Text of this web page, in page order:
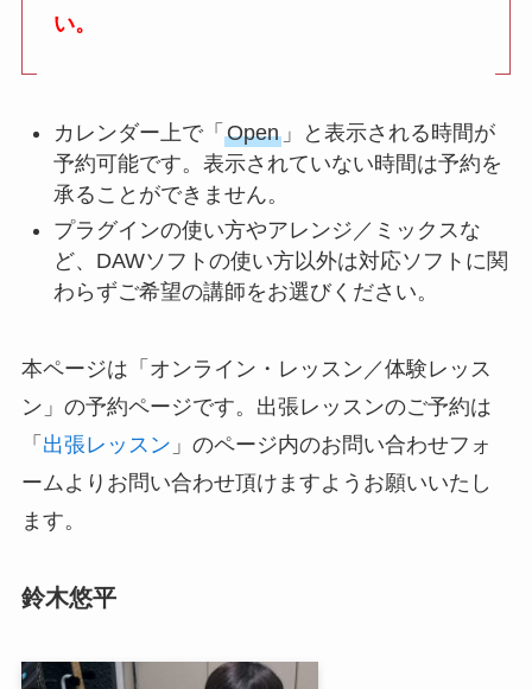
い。
カレンダー上で「 Open」と表示される時間が
予約可能です。表示されていない時間は予約を
承ることができません。
プラグインの使い方やアレンジ／ミックスな
ど、DAWソフトの使い方以外は対応ソフトに関
わらずご希望の講師をお選びください。
本ページは「オンライン・レッスン／体験レッス
ン」の予約ページです。出張レッスンのご予約は
「 出張レッスン 」のページ内のお問い合わせフォ
ームよりお問い合わせ頂けますようお願いいたし
ます。
鈴木悠平